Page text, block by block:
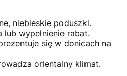
niebieskie poduszki.
wypełnienie rabat.
się w donicach na
orientalny klimat.